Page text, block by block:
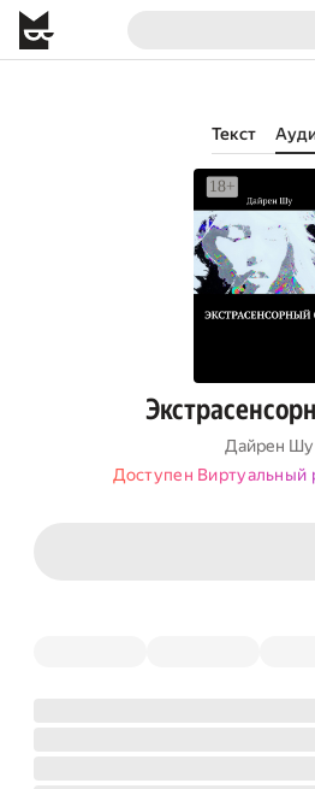
Текст
Дайрен Шу
Доступен Виртуальный